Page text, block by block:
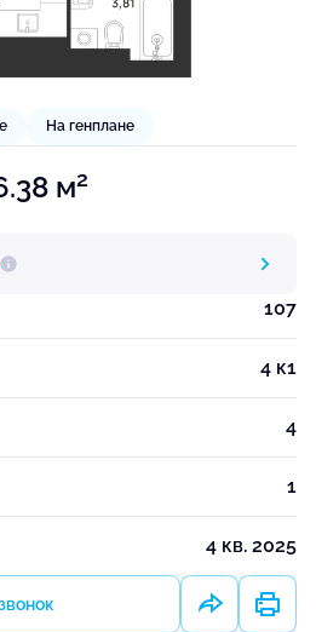
На генплане
м2
107
4 к1
4
1
4 кв. 2025